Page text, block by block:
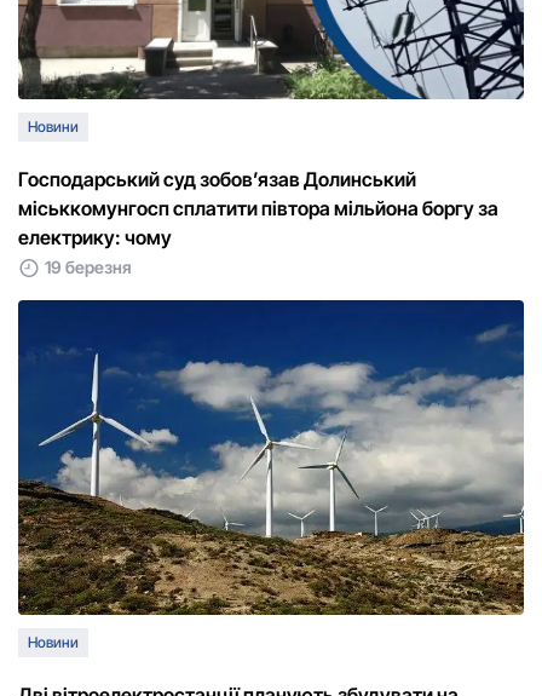
Новини
Господарський суд зобов’язав Долинський
міськкомунгосп сплатити півтора мільйона боргу за
електрику: чому
19 березня
Новини